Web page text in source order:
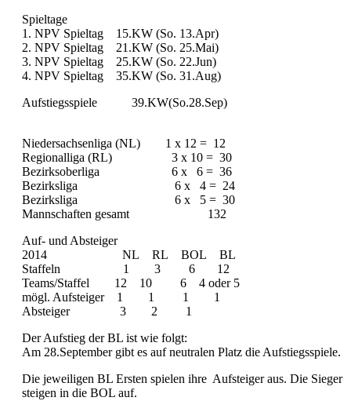
Spieltage
1. NPV Spieltag 15.KW (So. 13.Apr)
2. NPV Spieltag 21.KW (So. 25.Mai)
3. NPV Spieltag 25.KW (So. 22.Jun)
4. NPV Spieltag 35.KW (So. 31.Aug)
Aufstiegsspiele 39.KW(So.28.Sep)
Niedersachsenliga (NL) 1 x 12 = 12
Regionalliga (RL) 3 x 10 = 30
Bezirksoberliga 6 x 6 = 36
Bezirksliga 6 x 4 = 24
Bezirksliga 6 x 5 = 30
Mannschaften gesamt 132
Auf- und Absteiger
2014 NL RL BOL BL
Staffeln 1 3 6 12
Teams/Staffel 12 10 6 4 oder 5
mögl. Aufsteiger 1 1 1 1
Absteiger 3 2 1
Der Aufstieg der BL ist wie folgt:
Am 28.September gibt es auf neutralen Platz die Aufstiegsspiele.
Die jeweiligen BL Ersten spielen ihre Aufsteiger aus. Die Sieger
steigen in die BOL auf.